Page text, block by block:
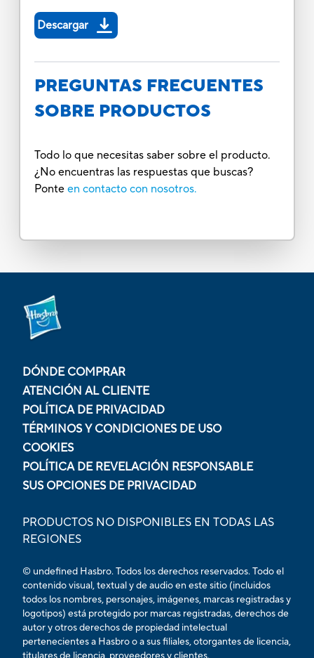
Descargar
PREGUNTAS FRECUENTES
SOBRE PRODUCTOS
Todo lo que necesitas saber sobre el producto.
¿No encuentras las respuestas que buscas?
Ponte en contacto con nosotros.
DÓNDE COMPRAR
ATENCIÓN AL CLIENTE
POLÍTICA DE PRIVACIDAD
TÉRMINOS Y CONDICIONES DE USO
COOKIES
POLÍTICA DE REVELACIÓN RESPONSABLE
SUS OPCIONES DE PRIVACIDAD
PRODUCTOS NO DISPONIBLES EN TODAS LAS
REGIONES
© undefined Hasbro. Todos los derechos reservados. Todo el
contenido visual, textual y de audio en este sitio (incluidos
todos los nombres, personajes, imágenes, marcas registradas y
logotipos) está protegido por marcas registradas, derechos de
autor y otros derechos de propiedad intelectual
pertenecientes a Hasbro o a sus filiales, otorgantes de licencia,